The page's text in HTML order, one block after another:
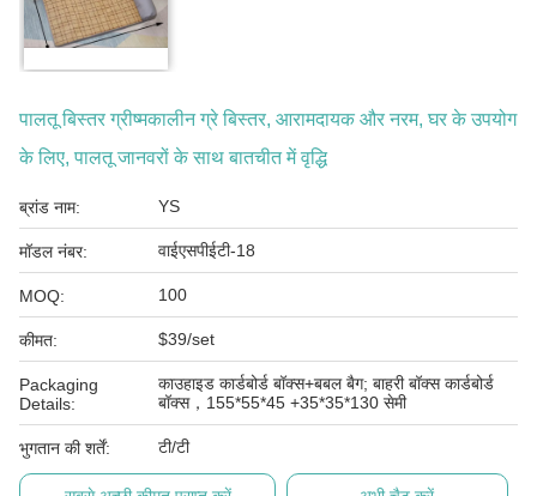
पालतू बिस्तर ग्रीष्मकालीन ग्रे बिस्तर, आरामदायक और नरम, घर के उपयोग
के लिए, पालतू जानवरों के साथ बातचीत में वृद्धि
ब्रांड नाम: YS
मॉडल नंबर: वाईएसपीईटी-18
MOQ: 100
कीमत: $39/set
Packaging
Details:
काउहाइड कार्डबोर्ड बॉक्स+बबल बैग; बाहरी बॉक्स कार्डबोर्ड
बॉक्स，155*55*45 +35*35*130 सेमी
भुगतान की शर्तें: टी/टी